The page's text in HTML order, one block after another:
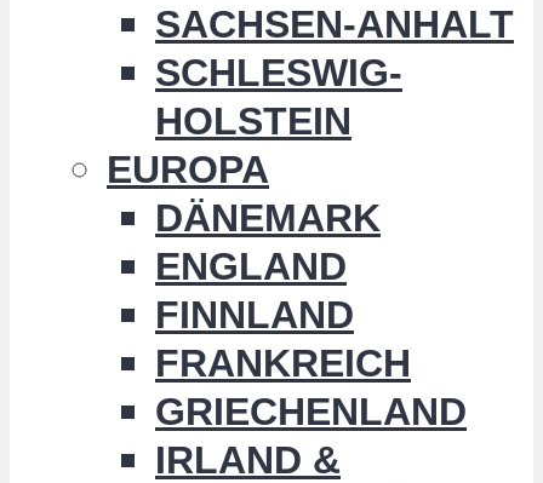
SACHSEN-ANHALT
SCHLESWIG-
HOLSTEIN
EUROPA
DÄNEMARK
ENGLAND
FINNLAND
FRANKREICH
GRIECHENLAND
IRLAND &